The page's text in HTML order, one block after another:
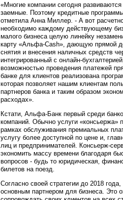
«Многие компании сегодня
заемные. Поэтому кредитные
отметила Анна Миллер. - А вот
необходимо каждому действующему
малого бизнеса целую линейку
карту «Альфа-Cash», дающую прямой
снятия и внесения наличных средств
интегрированный с онлайн-
возможностью проведения платежей
банке для клиентов реализована
которая позволяет нашим клиентам
партнеров банка и таким образом
расходах».
Кстати, Альфа-Банк первый среди
компаний. Обычно услуги «консьержа»
рамках обслуживания премиальных
услугу более доступной по цене и,
лиц и предпринимателей. Консьерж-
экономить массу времени благодаря
вопросов - будь то юридическая,
билетов на поезд.
Согласно своей стратегии до 2018
основным партнером для бизнеса. Это